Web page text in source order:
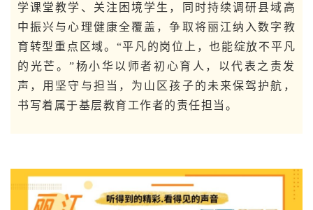
学课堂教学、关注困境学生，同时持续调研县域高
中振兴与心理健康全覆盖，争取将丽江纳入数字教
育转型重点区域。“平凡的岗位上，也能绽放不平凡
的光芒。”杨小华以师者初心育人，以代表之责发
声，用坚守与担当，为山区孩子的未来保驾护航，
书写着属于基层教育工作者的责任担当。